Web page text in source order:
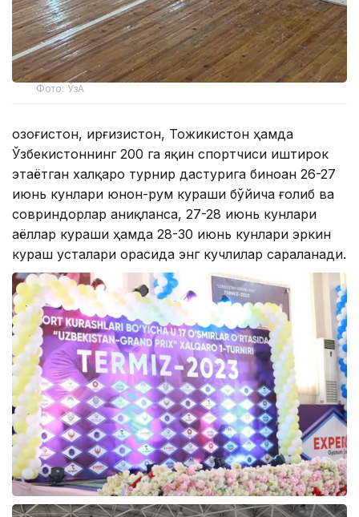
Фото: ЎзА
Қозоғистон, Қирғизистон, Тожикистон ҳамда
Ўзбекистоннинг 200 га яқин cпортчиси иштирок
этаётган халқаро турнир дастурига биноан 26-27
июнь кунлари юнон-рум кураши бўйича ғолиб ва
совриндорлар аниқланса, 27-28 июнь кунлари
аёллар кураши ҳамда 28-30 июнь кунлари эркин
кураш усталари орасида энг кучлилар сараланади.